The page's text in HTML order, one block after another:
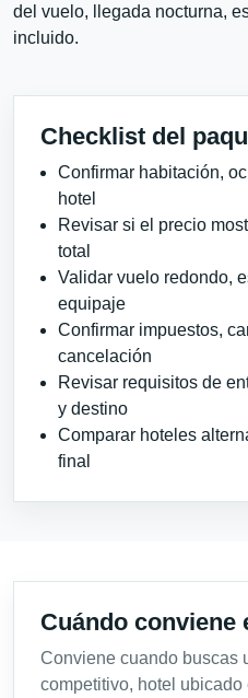
del vuelo, llegada nocturna,
incluido.
Checklist del
Confirmar habitación,
hotel
Revisar si el precio
total
Validar vuelo redondo,
equipaje
Confirmar impuestos,
cancelación
Revisar requisitos de
y destino
Comparar hoteles
final
Cuándo conviene
Conviene cuando buscas
competitivo, hotel